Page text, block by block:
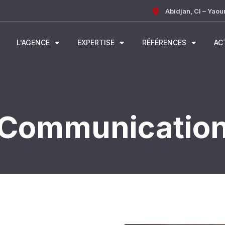
Abidjan, CI –
L'AGENCE EXPERTISE RÉFÉRENCES